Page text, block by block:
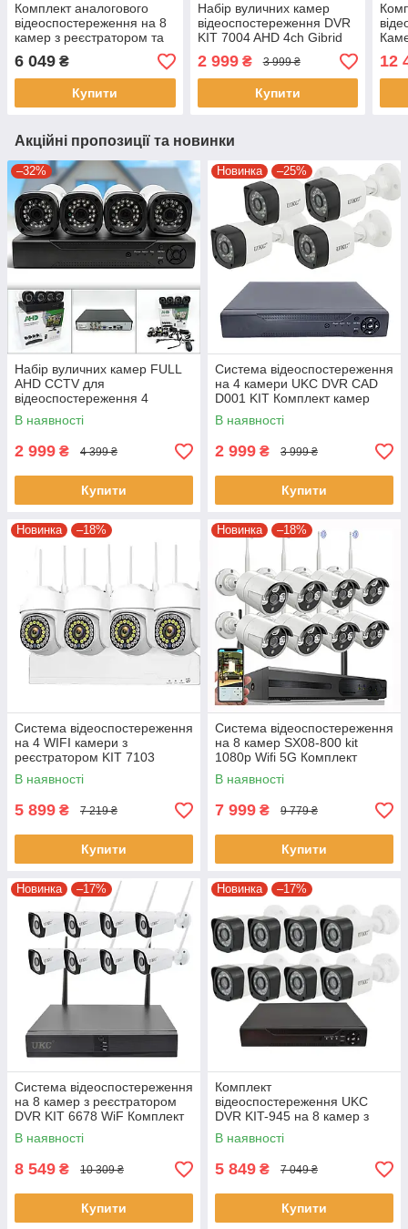
Комплект аналогового
відеоспостереження на 8
камер з реєстратором та
мишкою HX-A01X7L8-BT1
6 049 ₴
Купити
Набір вуличних камер
відеоспостереження DVR
KIT 7004 AHD 4ch Gibrid
реєстратор та камера для
дому
2 999₴ 3 999 ₴
Купити
12
Акційні пропозиції та новинки
–32%
Набір вуличних камер FULL
AHD CCTV для
відеоспостереження 4
камери 4 Мп
В наявності
2 999 ₴ 4 399 ₴
Купити
Новинка –25%
Система відеоспостереження
на 4 камери UKC DVR CAD
D001 KIT Комплект камер
зовнішнього
відеоспостереження
В наявності
2 999 ₴ 3 999 ₴
Купити
Новинка –18%
Система відеоспостереження
на 4 WIFI камери з
реєстратором KIT 7103
Комплект камер
відеоспостереження
В наявності
5 899 ₴ 7 219 ₴
Купити
Новинка –18%
Система відеоспостереження
на 8 камер SX08-800 kit
1080p Wifi 5G Комплект
камер зовнішнього
відеоспостереження
В наявності
7 999 ₴ 9 779 ₴
Купити
Новинка –17%
Система відеоспостереження
на 8 камер з реєстратором
DVR KIT 6678 WiF Комплект
камер зовнішнього
відеоспостереження
В наявності
8 549 ₴ 10 309 ₴
Купити
Новинка –17%
Комплект
відеоспостереження UKC
DVR KIT-945 на 8 камер з
реєстратором
В наявності
5 849 ₴ 7 049 ₴
Купити